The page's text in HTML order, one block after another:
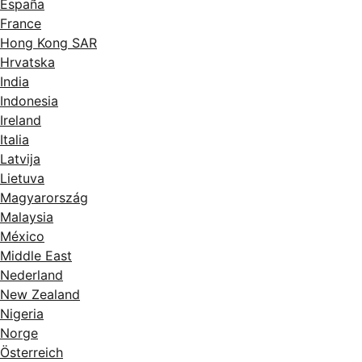
España
France
Hong Kong SAR
Hrvatska
India
Indonesia
Ireland
Italia
Latvija
Lietuva
Magyarország
Malaysia
México
Middle East
Nederland
New Zealand
Nigeria
Norge
Österreich